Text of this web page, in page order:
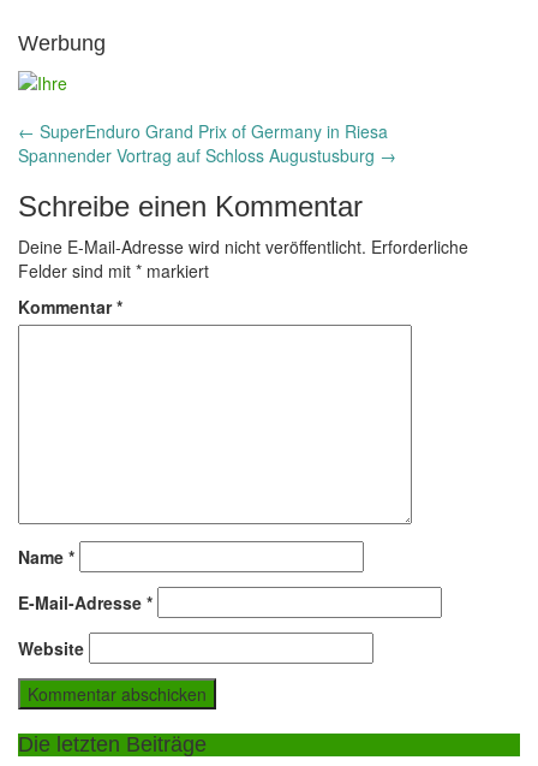
Werbung
Post
navigation
← SuperEnduro Grand Prix of Germany in Riesa
Spannender Vortrag auf Schloss Augustusburg →
Schreibe einen Kommentar
Deine E-Mail-Adresse wird nicht veröffentlicht. Erforderliche
Felder sind mit * markiert
Kommentar*
Name *
E-Mail-Adresse *
Website
Die letzten Beiträge